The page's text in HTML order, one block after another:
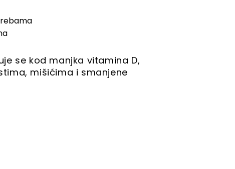
se kod manjka vitamina D,
mišićima i smanjene